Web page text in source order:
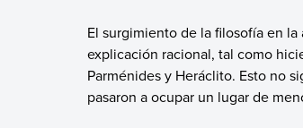
El surgimiento de la filosofía en
explicación racional, tal como
Parménides y Heráclito. Esto no
pasaron a ocupar un lugar de